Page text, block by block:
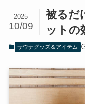
被るだ
ットの
2025
10/09
サウナグッズ＆アイテム